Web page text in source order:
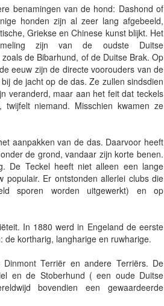
benamingen van de hond: Dashond of
honden zijn al zeer lang afgebeeld,
Griekse en Chinese kunst blijkt. Het
zijn van de oudste Duitse
de Bibarhund, of de Duitse Brak. Op
eeuw zijn de directe voorouders van de
de jacht op de das. Ze zullen sindsdien
veranderd, maar aan het feit dat teckels
twijfelt niemand. Misschien kwamen ze
aanpakken van de das. Daarvoor heeft
de grond, vandaar zijn korte benen.
De Teckel heeft niet alleen een lange
Er ontstonden allerlei clubs die
sporen worden uitgewerkt) en op
In 1880 werd in Engeland de eerste
de kortharig, langharige en ruwharige.
Terriër en andere Terriërs. De
en de Stoberhund ( een oude Duitse
bovendien een gewaardeerde